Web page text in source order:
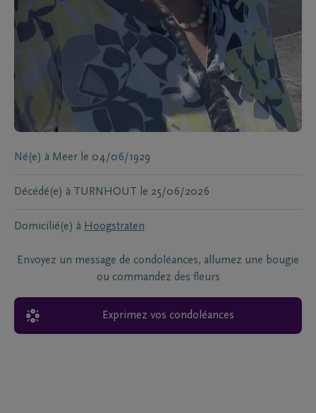
Né(e) à Meer le 04/06/1929
Décédé(e) à TURNHOUT le 25/06/2026
Domicilié(e) à Hoogstraten
Envoyez un message de condoléances, allumez une bougie
ou commandez des fleurs
Exprimez vos condoléances